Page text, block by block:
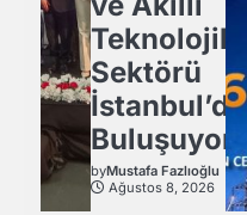
Teknolojiler
Sektörü
İstanbul’da
Buluşuyor!
byMustafa Fazlıoğlu
Ağustos 8, 2026